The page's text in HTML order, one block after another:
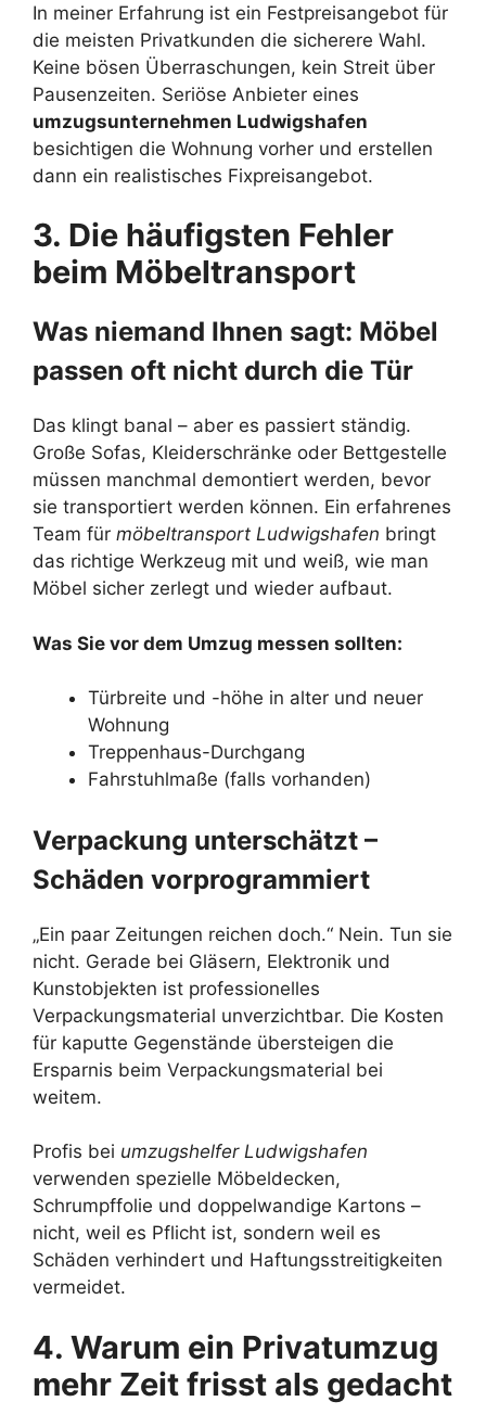
In meiner Erfahrung ist ein Festpreisangebot für
die meisten Privatkunden die sicherere Wahl.
Keine bösen Überraschungen, kein Streit über
Pausenzeiten. Seriöse Anbieter eines
umzugsunternehmen Ludwigshafen
besichtigen die Wohnung vorher und erstellen
dann ein realistisches Fixpreisangebot.
3. Die häufigsten Fehler
beim Möbeltransport
Was niemand Ihnen sagt: Möbel
passen oft nicht durch die Tür
Das klingt banal – aber es passiert ständig.
Große Sofas, Kleiderschränke oder Bettgestelle
müssen manchmal demontiert werden, bevor
sie transportiert werden können. Ein erfahrenes
Team für möbeltransport Ludwigshafen bringt
das richtige Werkzeug mit und weiß, wie man
Möbel sicher zerlegt und wieder aufbaut.
Was Sie vor dem Umzug messen sollten:
Türbreite und -höhe in alter und neuer
Wohnung
Treppenhaus-Durchgang
Fahrstuhlmaße (falls vorhanden)
Verpackung unterschätzt –
Schäden vorprogrammiert
„Ein paar Zeitungen reichen doch.“ Nein. Tun sie
nicht. Gerade bei Gläsern, Elektronik und
Kunstobjekten ist professionelles
Verpackungsmaterial unverzichtbar. Die Kosten
für kaputte Gegenstände übersteigen die
Ersparnis beim Verpackungsmaterial bei
weitem.
Profis bei umzugshelfer Ludwigshafen
verwenden spezielle Möbeldecken,
Schrumpffolie und doppelwandige Kartons –
nicht, weil es Pflicht ist, sondern weil es
Schäden verhindert und Haftungsstreitigkeiten
vermeidet.
4. Warum ein Privatumzug
mehr Zeit frisst als gedacht